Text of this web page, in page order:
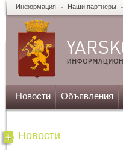
Информация Наши партнеры
Новости Объявления
Новости